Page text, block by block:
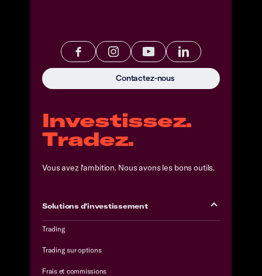
Investissez.
Tradez.
Vous avez l'ambition. Nous avons les bons outils.
Solutions d'investissement
Trading
Trading sur options
Frais et commissions